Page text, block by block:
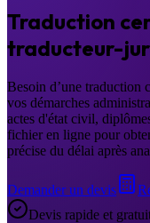
Traduction
traducteur-
Besoin d’une traduction
vos démarches
actes d'état civil,
fichier en ligne pour
précise du délai après
Demander un devis
Devis rapide et